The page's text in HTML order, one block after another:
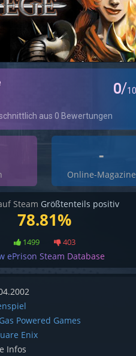
-
Online-Magazine
Steam Größtenteils positiv
78.81%
1499 403
ePrison Steam Database
Gas Powered Games
Enix
Infos